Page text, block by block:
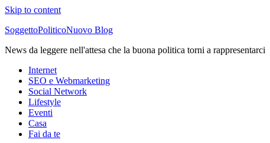
Skip to content
SoggettoPoliticoNuovo Blog
News da leggere nell'attesa che la buona politica torni a rappresentarci
Internet
SEO e Webmarketing
Social Network
Lifestyle
Eventi
Casa
Fai da te